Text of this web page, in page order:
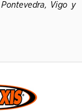
Vigo y